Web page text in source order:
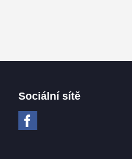
Sociální sítě